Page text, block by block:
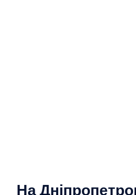
На